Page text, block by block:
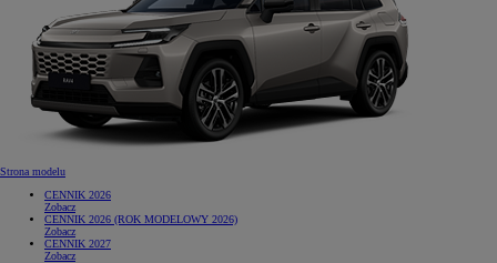
Strona modelu
CENNIK 2026
Zobacz
CENNIK 2026 (ROK MODELOWY 2026)
Zobacz
CENNIK 2027
Zobacz